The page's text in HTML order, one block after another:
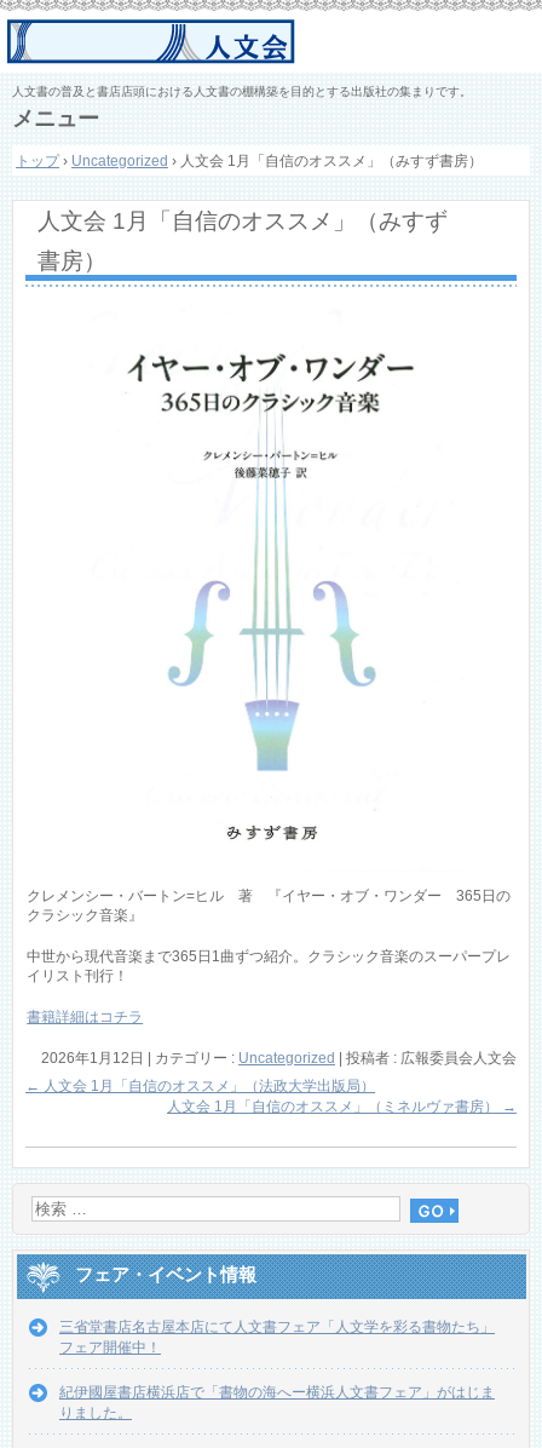
人文書の普及と書店店頭における人文書の棚構築を目的とする出版社の集まりです。
メニュー
ン
ン
キ
トップ › Uncategorized › 人文会 1月「自信のオススメ」（みすず書房）
人文会 1月「自信のオススメ」（みすず
書房）
クレメンシー・バートン=ヒル 著 『イヤー・オブ・ワンダー 365日の
クラシック音楽』
中世から現代音楽まで365日1曲ずつ紹介。クラシック音楽のスーパープレ
イリスト刊行！
書籍詳細はコチラ
2026年1月12日 カテゴリー : Uncategorized
投稿者 : 広報委員会人文会
← 人文会 1月「自信のオススメ」（法政大学出版局）
人文会 1月「自信のオススメ」（ミネルヴァ書房）
→
フェア・イベント情報
三省堂書店名古屋本店にて人文書フェア「人文学を彩る書物たち」
フェア開催中！
紀伊國屋書店横浜店で「書物の海へー横浜人文書フェア」がはじま
りました。